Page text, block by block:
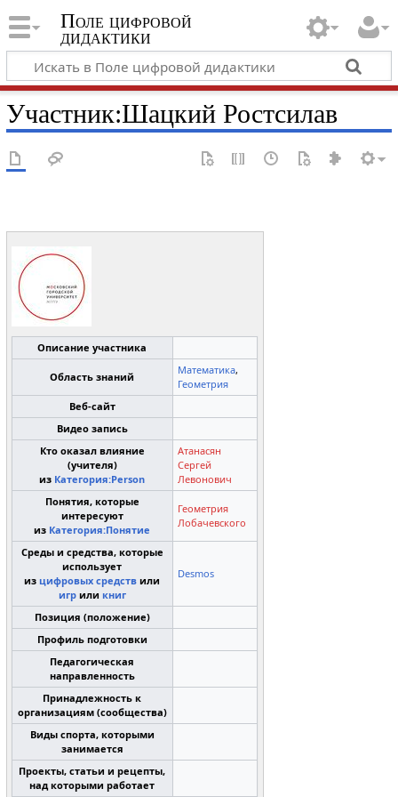
Поле цифровой
дидактики
Участник:Шацкий Ростсилав
Описание участника
Область знаний
Математика,
Геометрия
Веб-сайт
Видео запись
Кто оказал влияние
(учителя)
из Категория:Person
Атанасян
Сергей
Левонович
Понятия, которые
интересуют
из Категория:Понятие
Геометрия
Лобачевского
Среды и средства, которые
использует
изцифровых средств или
игрили книг
Desmos
Позиция (положение)
Профиль подготовки
Педагогическая
направленность
Принадлежность к
организациям (сообщества)
Виды спорта, которыми
занимается
Проекты, статьи и рецепты,
над которыми работает